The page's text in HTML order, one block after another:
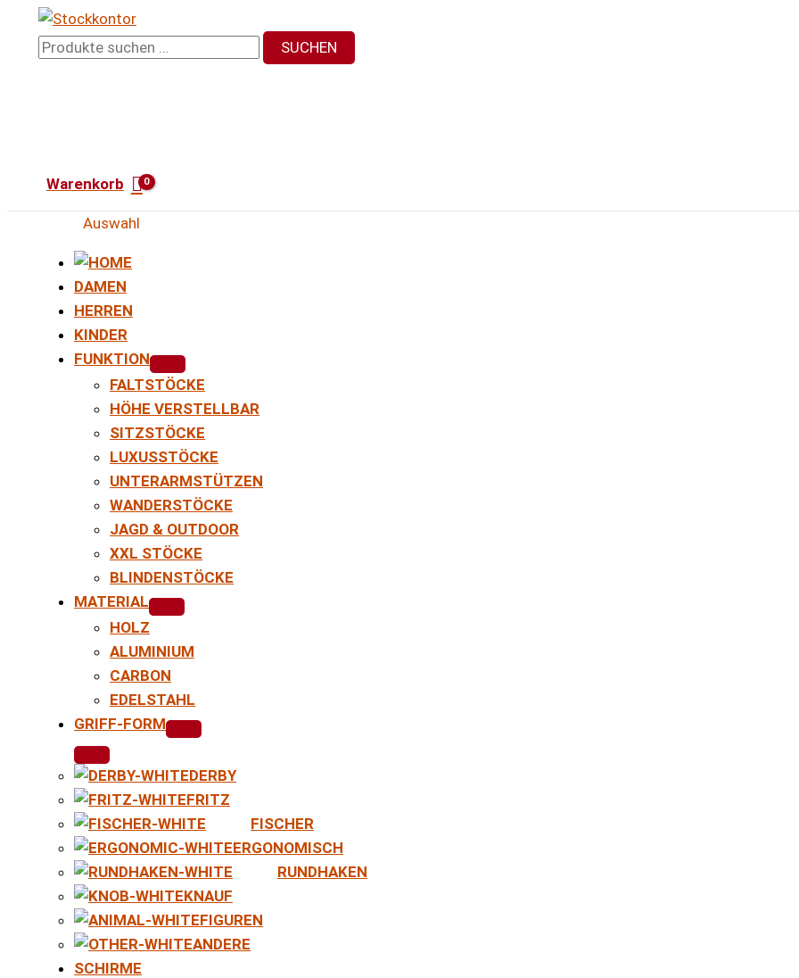
InhaltSuchen
SUCHEN
Warenkorb
Auswahl
DAMEN
HERREN
KINDER
FUNKTION
FALTSTÖCKE
HÖHE VERSTELLBAR
SITZSTÖCKE
LUXUSSTÖCKE
UNTERARMSTÜTZEN
WANDERSTÖCKE
JAGD & OUTDOOR
XXL STÖCKE
BLINDENSTÖCKE
MATERIAL
HOLZ
ALUMINIUM
CARBON
EDELSTAHL
GRIFF-FORM
DERBY
FRITZ
FISCHER
ERGONOMISCH
RUNDHAKEN
KNAUF
FIGUREN
ANDERE
SCHIRME